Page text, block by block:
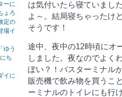
ーに
ょろ
定の
場イ
ゆう
ち
イに
は気付いたら寝ていまし
よ～。結局寝ちゃったけ
そうです！
途中、夜中の12時頃にオ
しました。夜なのでよく
ぽい？！バスターミナル
販売機で飲み物を買うこ
ーミナルのトイレにも行